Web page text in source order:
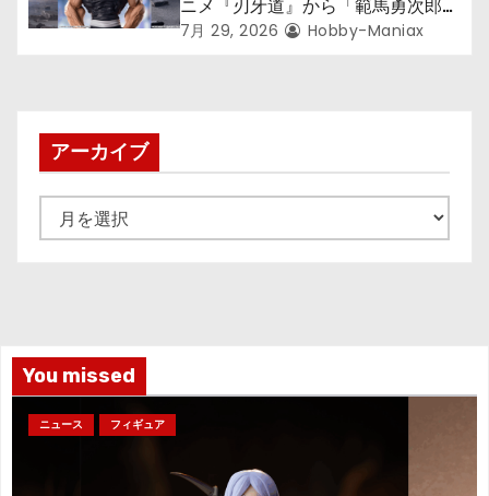
ニメ『刃牙道』から「範馬勇次郎」
が登場ッッ!!
7月 29, 2026 Hobby-Maniax
アーカイブ
ー
You missed
ニュース フィギュア